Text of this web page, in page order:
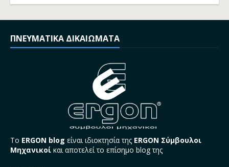
ΠΝΕΥΜΑΤΙΚΑ ΔΙΚΑΙΩΜΑΤΑ
Το ERGON blog είναι ιδιοκτησία της ERGON Σύμβουλοι
Μηχανικοί και αποτελεί το επίσημο blog της